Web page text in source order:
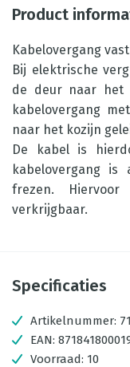
Product
Kabelovergang
Bij elektrische
de deur naar het
kabelovergang
naar het kozijn
De kabel is
kabelovergang
frezen.
verkrijgbaar.
Specificaties
Artikelnummer:
EAN:
Voorraad: 10